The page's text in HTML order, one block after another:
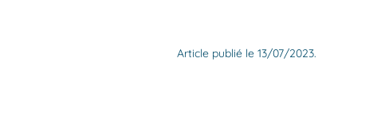
Article publié le 13/07/2023.